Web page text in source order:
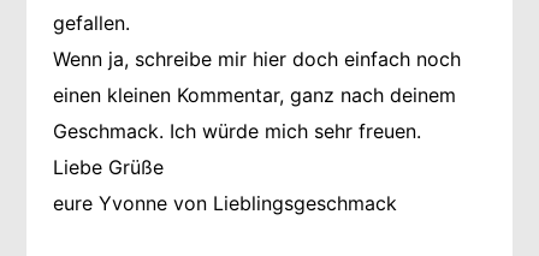
gefallen.
Wenn ja, schreibe mir hier doch einfach noch
einen kleinen Kommentar, ganz nach deinem
Geschmack. Ich würde mich sehr freuen.
Liebe Grüße
eure Yvonne von Lieblingsgeschmack